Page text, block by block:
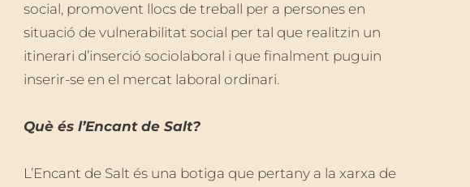
social, promovent llocs de treball per a persones en
situació de vulnerabilitat social per tal que realitzin un
itinerari d’inserció sociolaboral i que finalment puguin
inserir-se en el mercat laboral ordinari.
Què és l’Encant de Salt?
L’Encant de Salt és una botiga que pertany a la xarxa de